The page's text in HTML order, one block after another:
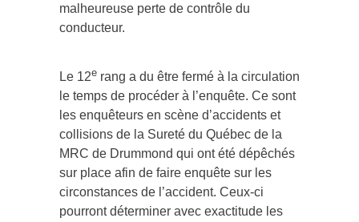
malheureuse perte de contrôle du
conducteur.
Le 12e rang a du être fermé à la circulation
le temps de procéder à l’enquête. Ce sont
les enquêteurs en scène d’accidents et
collisions de la Sureté du Québec de la
MRC de Drummond qui ont été dépêchés
sur place afin de faire enquête sur les
circonstances de l’accident. Ceux-ci
pourront déterminer avec exactitude les